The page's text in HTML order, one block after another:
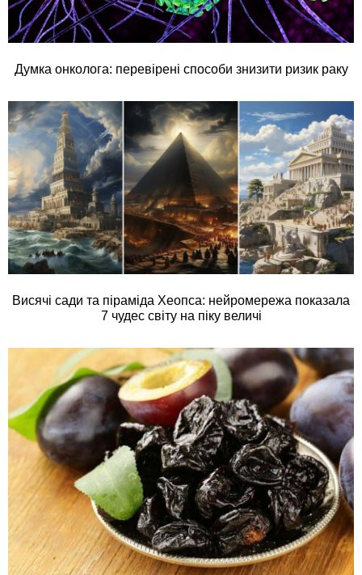
Думка онколога: перевірені способи знизити ризик раку
Висячі сади та піраміда Хеопса: нейромережа показала
7 чудес світу на піку величі